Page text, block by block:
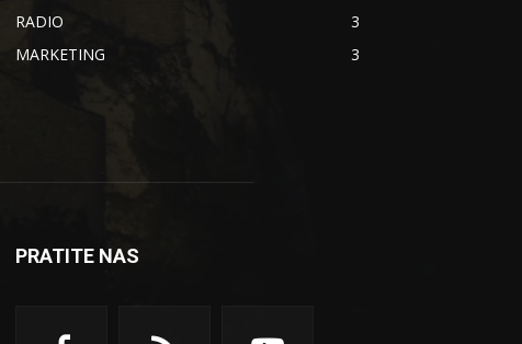
RADIO
3
MARKETING
3
PRATITE NAS